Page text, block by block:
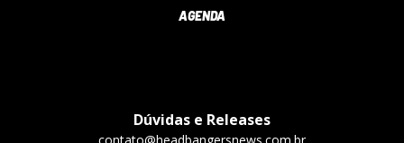
AGENDA
Dúvidas e Releases
contato@headbangersnews.com.br